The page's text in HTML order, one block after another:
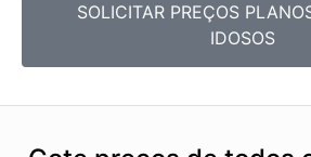
SOLICITAR PREÇOS
IDOSOS